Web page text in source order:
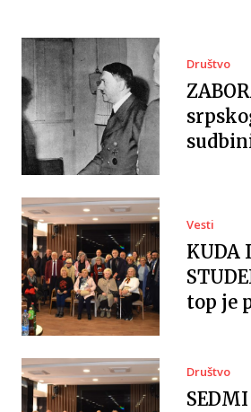
Društvo
Vesti
KUDA
top je
Društvo